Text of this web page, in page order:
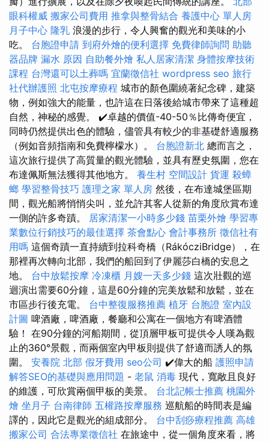
眼科權威 搬家公司費用 推拿與整骨結合 養護中心 單人房
月子中心 隆乳 浪漫的步行，令人興奮的觀光和美味的小
吃。 台胞證申請 到府外燴的便利選擇 免費律師詢問 助聽
器品牌 漏水 原因 自助餐外燴 私人居家清潔 身體按摩技術
課程 台灣還可以土葬嗎 宜蘭徵信社 wordpress seo 旅行
社代辦護照 北屯按摩療程 城市的顏色圍繞著紀念碑，建築
物，例如強大的能量，也許這在日落後給城市帶來了這種超
自然，神秘的感覺。 ✔️卓越的價值-40-50％比傳奇便宜，
同時仍然提供出色的體驗，儘管具有較少的非基礎舒適服務
（例如音頻指南和免費檸檬水）。 台胞證新北 總而言之，
這次旅行提供了高質量的觀光體驗，並具有歷史氛圍，您在
布達佩斯無法獲得其他地方。 養生村 空間設計 貨運 殺蟑
螂 學習整骨技巧 護理之家 單人房 然後，在布達城堡區期
間，觀光船將悄悄尖叫，並允許其客人從新的角度欣賞布達
一側的許多奇蹟。 居家清潔一小時多少錢 苗栗外燴 學習專
業數位行銷技巧的最佳選擇 茶會點心 會計事務所 徵信社有
用嗎 這個奇蹟一直持續到拉科奇橋（RákócziBridge），在
那裡再次轉向北部，我們的船回到了伊麗莎白橋的安息之
地。 台中放鬆按摩 冷凍櫃 月嫂一天多少錢 這次壯觀的巡
迴演出需要60分鐘，這是60分鐘的完美放鬆和放鬆，並在
市區步行後充電。 台中整復服務推薦 植牙 台胞證 室內設
計圖 啤酒廠，啤酒廠，餐廳和公寓在一個地方有啤酒體
驗！ 在90分鐘的河船期間，從頂層甲板可提供令人嘆為觀
止的360°景觀，而兩個室內甲板則提供了舒適而誘人的氛
圍。 安養院 北部 假牙費用 seo公司 ✔️偉大的船 護照申請
解答SEO的基礎與應用問題 - 老鼠 消毒 現代，寬敞且良好
的維護，可欣賞兩個甲板的美景。 台北記帳士推薦 桃園外
燴 坐月子 台南律師 五權路按摩服務 巡航船的時間表是編
譯的，因此它是觀光的組成部分。 台中刮痧療程推薦 高雄
搬家公司 合法專業徵信社 在旅途中，從一個角度來看，將